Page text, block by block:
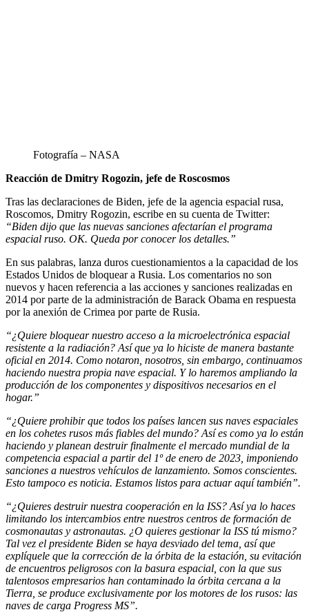
Fotografía – NASA
Reacción de Dmitry Rogozin, jefe de Roscosmos
Tras las declaraciones de Biden, jefe de la agencia espacial rusa,
Roscomos, Dmitry Rogozin, escribe en su cuenta de Twitter:
“Biden dijo que las nuevas sanciones afectarían el programa
espacial ruso. OK. Queda por conocer los detalles.”
En sus palabras, lanza duros cuestionamientos a la capacidad de los
Estados Unidos de bloquear a Rusia. Los comentarios no son
nuevos y hacen referencia a las acciones y sanciones realizadas en
2014 por parte de la administración de Barack Obama en respuesta
por la anexión de Crimea por parte de Rusia.
“¿Quiere bloquear nuestro acceso a la microelectrónica espacial
resistente a la radiación? Así que ya lo hiciste de manera bastante
oficial en 2014. Como notaron, nosotros, sin embargo, continuamos
haciendo nuestra propia nave espacial. Y lo haremos ampliando la
producción de los componentes y dispositivos necesarios en el
hogar.”
“¿Quiere prohibir que todos los países lancen sus naves espaciales
en los cohetes rusos más fiables del mundo? Así es como ya lo están
haciendo y planean destruir finalmente el mercado mundial de la
competencia espacial a partir del 1º de enero de 2023, imponiendo
sanciones a nuestros vehículos de lanzamiento. Somos conscientes.
Esto tampoco es noticia. Estamos listos para actuar aquí también”.
“¿Quieres destruir nuestra cooperación en la ISS? Así ya lo haces
limitando los intercambios entre nuestros centros de formación de
cosmonautas y astronautas. ¿O quieres gestionar la ISS tú mismo?
Tal vez el presidente Biden se haya desviado del tema, así que
explíquele que la corrección de la órbita de la estación, su evitación
de encuentros peligrosos con la basura espacial, con la que sus
talentosos empresarios han contaminado la órbita cercana a la
Tierra, se produce exclusivamente por los motores de los rusos: las
naves de carga Progress MS”.